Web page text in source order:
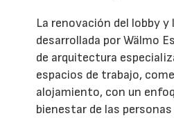
La renovación del lobby
desarrollada por Wälmo
de arquitectura
espacios de trabajo,
alojamiento, con un
bienestar de las